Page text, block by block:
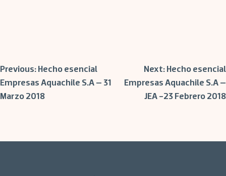
Post
navigation
Previous: Hecho esencial
Empresas Aquachile S.A – 31
Marzo 2018
Next: Hecho esencial
Empresas Aquachile S.A –
JEA -23 Febrero 2018